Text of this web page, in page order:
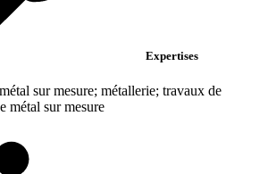
Expertises
sur mesure; métallerie; travaux de
métal sur mesure